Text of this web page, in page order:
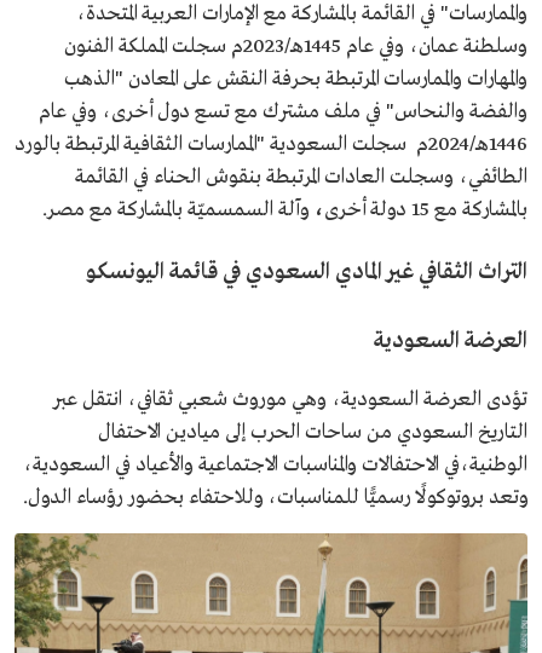
والممارسات" في القائمة بالمشاركة مع الإمارات العربية المتحدة،
وسلطنة عمان، وفي عام 1445هـ/2023م سجلت المملكة الفنون
والمهارات والممارسات المرتبطة بحرفة النقش على المعادن "الذهب
والفضة والنحاس" في ملف مشترك مع تسع دول أخرى، وفي عام
1446هـ/2024م سجلت السعودية "الممارسات الثقافية المرتبطة بالورد
الطائفي، وسجلت العادات المرتبطة بنقوش الحناء في القائمة
بالمشاركة مع 15
دولة أخرى، وآلة السمسميّة بالمشاركة مع مصر.
التراث الثقافي غير المادي السعودي في قائمة اليونسكو
العرضة السعودية
تؤدى العرضة السعودية، وهي موروث شعبي ثقافي، انتقل عبر
التاريخ السعودي من ساحات الحرب إلى ميادين الاحتفال
الوطنية،في الاحتفالات والمناسبات الاجتماعية والأعياد في السعودية،
وتعد بروتوكولًا رسميًّا للمناسبات، وللاحتفاء بحضور رؤساء الدول.